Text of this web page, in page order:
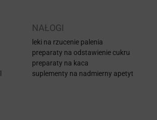
NAŁOGI
leki na rzucenie palenia
preparaty na odstawienie cukru
preparaty na kaca
suplementy na nadmierny apetyt